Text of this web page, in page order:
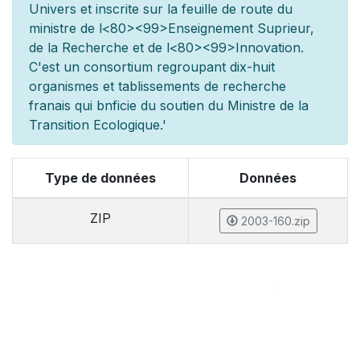
Univers et inscrite sur la feuille de route du
ministre de l<80><99>Enseignement Suprieur,
de la Recherche et de l<80><99>Innovation.
C'est un consortium regroupant dix-huit
organismes et tablissements de recherche
franais qui bnficie du soutien du Ministre de la
Transition Ecologique.'
Type de données Données
ZIP 2003-160.zip